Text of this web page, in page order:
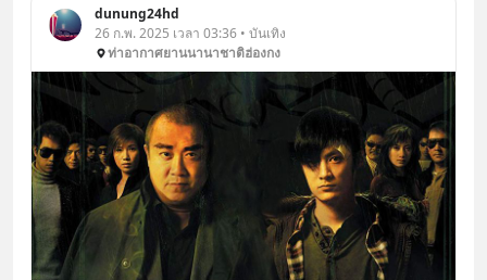
dunung24hd
26 ก.พ. 2025 เวลา 03:36 • บันเทิง
ท่าอากาศยานนานาชาติฮ่องกง